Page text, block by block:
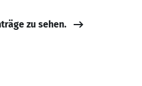
zu sehen.